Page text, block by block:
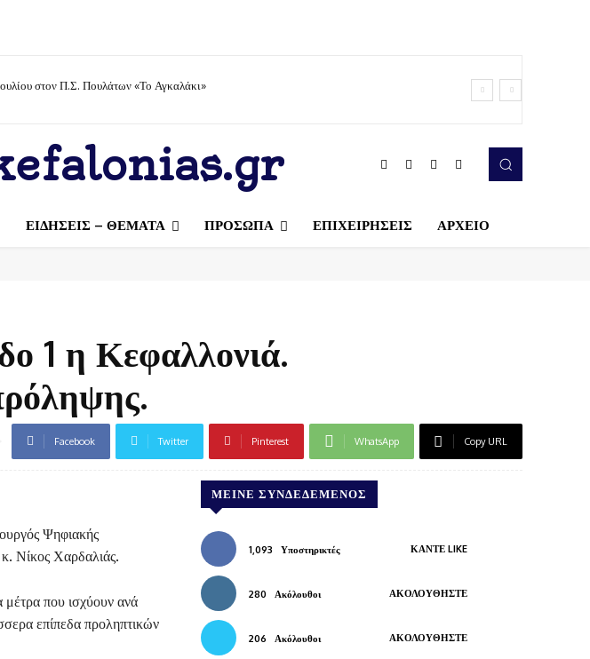
στον Π.Σ. Πουλάτων «Το Αγκαλάκι»
ΕΙΔΗΣΕΙΣ – ΘΕΜΑΤΑ ΠΡΟΣΩΠΑ ΕΠΙΧΕΙΡΗΣΕΙΣ ΑΡΧΕΙΟ
1 η Κεφαλλονιά.
Facebook Twitter Pinterest WhatsApp Copy URL
Ψηφιακής
Νίκος Χαρδαλιάς.
μέτρα που ισχύουν ανά
επίπεδα προληπτικών
ΜΕΊΝΕ ΣΥΝΔΕΔΕΜΈΝΟΣ
1,093 Υποστηρικτές ΚΆΝΤΕ LIKE
280 Ακόλουθοι ΑΚΟΛΟΥΘΉΣΤΕ
206 Ακόλουθοι ΑΚΟΛΟΥΘΉΣΤΕ